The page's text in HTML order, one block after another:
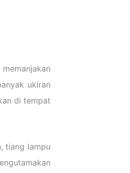
ukiran
di tempat
tiang lampu